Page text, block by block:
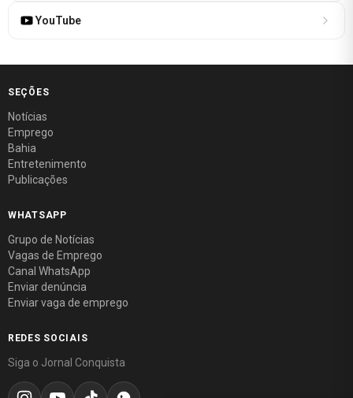
YouTube
SEÇÕES
Notícias
Emprego
Bahia
Entretenimento
Publicações
WHATSAPP
Grupo de Notícias
Vagas de Emprego
Canal WhatsApp
Enviar denúncia
Enviar vaga de emprego
REDES SOCIAIS
Siga o Jornal Conquista